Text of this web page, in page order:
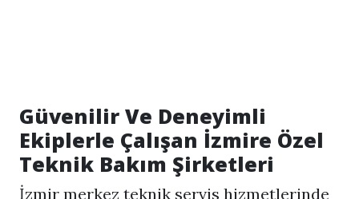
Güvenilir Ve Deneyimli
Ekiplerle Çalışan İzmire Özel
Teknik Bakım Şirketleri
İzmir merkez teknik servis hizmetlerinde